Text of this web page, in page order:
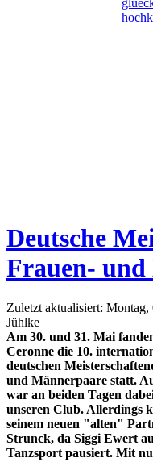
Deutsche
Frauen-
Zuletzt aktualisiert: Montag,
Jühlke
Am 30. und 31. Mai
Ceronne die 10.
deutschen
und Männerpaare statt.
war an beiden Tagen
unseren Club. Allerdings
seinem neuen "alten"
Strunck, da Siggi Ewert
Tanzsport pausiert. Mit